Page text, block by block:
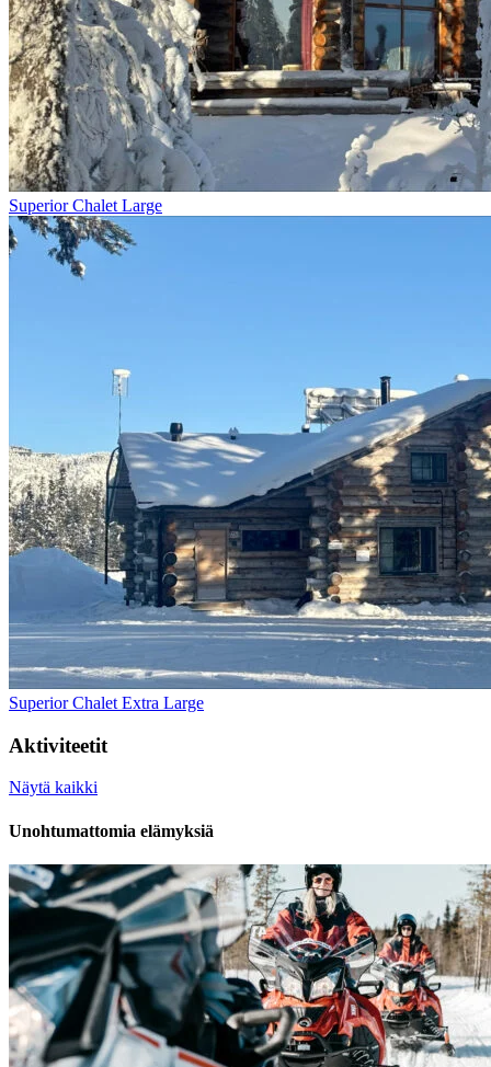
Superior Chalet Large
Superior Chalet Extra Large
Aktiviteetit
Näytä kaikki
Unohtumattomia elämyksiä